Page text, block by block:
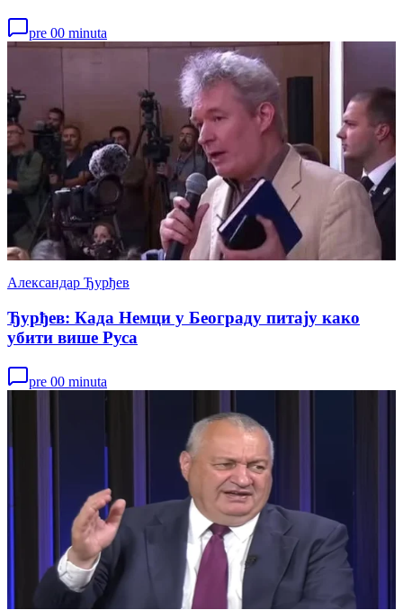
pre 00 minuta
Александар Ђурђев
Ђурђев: Када Немци у Београду питају како
убити више Руса
pre 00 minuta